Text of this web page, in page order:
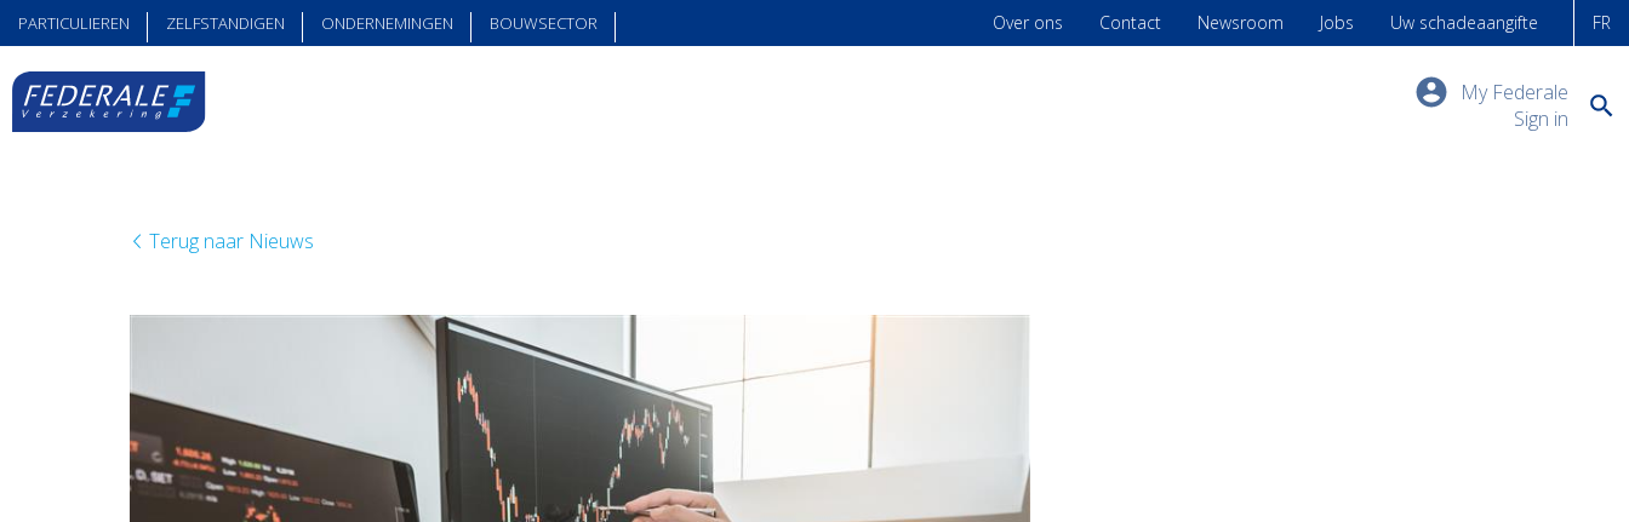
FR
My Federale
Sign in
PARTICULIEREN ZELFSTANDIGEN ONDERNEMINGEN BOUWSECTOR Over ons Contact Newsroom Jobs Uw schadeaangifte
Terug naar Nieuws